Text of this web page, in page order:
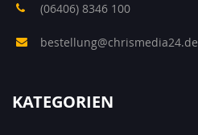
(06406) 8346 100
bestellung@chrismedia24.de
KATEGORIEN